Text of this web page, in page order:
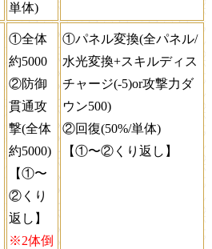
単体)
①全体
約5000
②防御
貫通攻
撃(全体
約5000)
【①〜
②くり
返し】
※2体倒
①パネル変換(全パネル/
水光変換+スキルディス
チャージ(-5)or攻撃力ダ
ウン500)
②回復(50%/単体)
【①〜②くり返し】